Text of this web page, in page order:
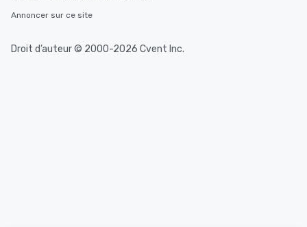
Annoncer sur ce site
Droit d’auteur © 2000-2026 Cvent Inc.